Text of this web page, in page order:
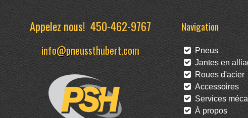
Appelez nous!450-462-9767
info@pneussthubert.com
Navigation
Pneus
Jantes en
Roues d'acier
Accessoires
Services
À propos